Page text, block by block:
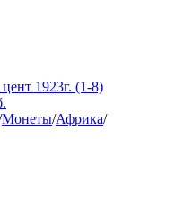
1923г. (1-8)
Монеты/Африка/